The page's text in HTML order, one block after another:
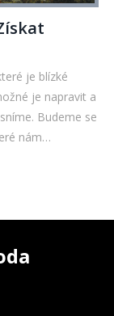
je blízké
je napravit a
Budeme se
nám
lepšího, než
usmívat. Tak
oprava